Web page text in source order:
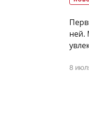
ней.
8